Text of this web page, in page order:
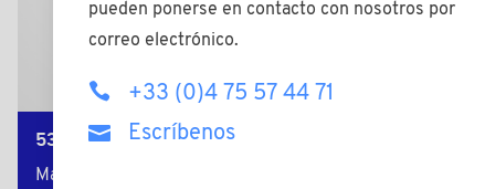
5308RAL8011
Material: PE-LD
pueden ponerse en contacto con nosotros por
correo electrónico.
+33 (0)4 75 57 44 71
Escríbenos